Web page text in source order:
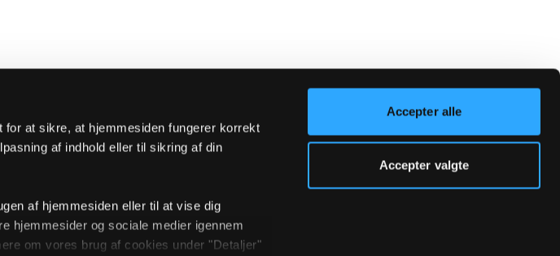
at sikre, at hjemmesiden fungerer korrekt
af indhold eller til sikring af din
af hjemmesiden eller til at vise dig
hjemmesider og sociale medier igennem
om vores brug af cookies under "Detaljer"
Accepter alle
Accepter valgte